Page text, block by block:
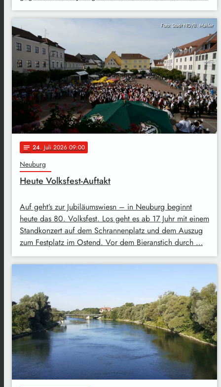
Foto: Stadt ND/B. Mahler
notes 24. Juli 2026 09:00
Neuburg
Heute Volksfest-Auftakt
Auf geht’s zur Jubiläumswiesn – in Neuburg beginnt
heute das 80. Volksfest. Los geht es ab 17 Juhr mit einem
Standkonzert auf dem Schrannenplatz und dem Auszug
zum Festplatz im Ostend. Vor dem Bieranstich durch …